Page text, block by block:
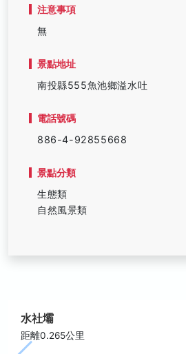
注意事項
無
景點地址
南投縣555魚池鄉溢水吐
電話號碼
886-4-92855668
景點分類
生態類
自然風景類
水社壩
距離0.265公里